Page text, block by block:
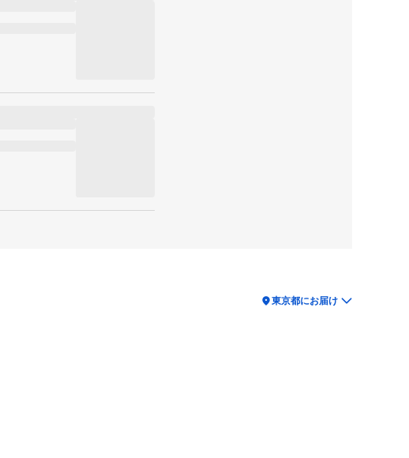
location_on東京都にお届け